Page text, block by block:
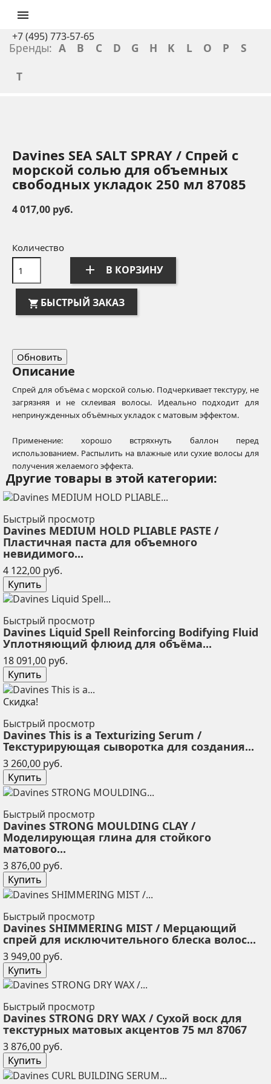

+7 (495) 773-57-65
Бренды: A B C D G H K L O P
S
T
Davines SEA SALT SPRAY / Спрей с
морской солью для объемных
свободных укладок 250 мл 87085
4 017,00 руб.
Количество
add В КОРЗИНУ
БЫСТРЫЙ ЗАКАЗ
Описание
Спрей для объёма с морской солью. Подчеркивает текстуру, не
загрязняя и не склеивая волосы. Идеально подходит для
непринужденных объёмных укладок с матовым эффектом.
Применение: хорошо встряхнуть баллон перед
использованием. Распылить на влажные или сухие волосы для
получения желаемого эффекта.
Другие товары в этой категории:
Быстрый просмотр
Davines MEDIUM HOLD PLIABLE PASTE /
Пластичная паста для объемного
невидимого...
4 122,00 руб.
Купить
Быстрый просмотр
Davines Liquid Spell Reinforcing Bodifying Fluid
Уплотняющий флюид для объёма...
18 091,00 руб.
Купить
Скидка!
Быстрый просмотр
Davines This is a Texturizing Serum /
Текстурирующая сыворотка для создания...
3 260,00 руб.
Купить
Быстрый просмотр
Davines STRONG MOULDING CLAY /
Моделирующая глина для стойкого
матового...
3 876,00 руб.
Купить
Быстрый просмотр
Davines SHIMMERING MIST / Мерцающий
спрей для исключительного блеска волос...
3 949,00 руб.
Купить
Быстрый просмотр
Davines STRONG DRY WAX / Сухой воск для
текстурных матовых акцентов 75 мл 87067
3 876,00 руб.
Купить